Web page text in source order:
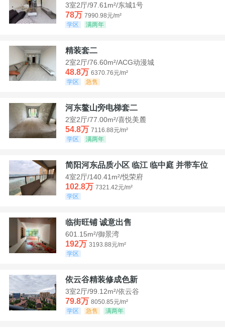
3室2厅/97.61m²/东城1号
78万 7990.98元/m²
学区
满两年
精装套二
2室2厅/76.60m²/ACG动漫城
48.8万 6370.76元/m²
学区
急售
河东鳌山旁电梯套二
2室2厅/77.00m²/喜悦美麓
54.8万 7116.88元/m²
学区
满两年
简阳河东品质小区 临江 临中庭 并带车位
4室2厅/140.41m²/悦荣府
102.8万 7321.42元/m²
学区
临街旺铺 诚意出售
601.15m²/御景湾
192万 3193.88元/m²
学区
依云谷精装修成色新
3室2厅/99.12m²/依云谷
79.8万 8050.85元/m²
学区
急售 满两年